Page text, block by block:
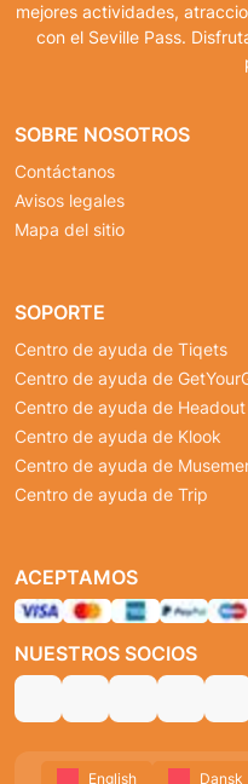
mejores actividades,
con el Seville Pass.
SOBRE NOSOTROS
Contáctanos
Avisos legales
Mapa del sitio
SOPORTE
Centro de ayuda de Tiqets
Centro de ayuda de
Centro de ayuda de Headout
Centro de ayuda de Klook
Centro de ayuda de
Centro de ayuda de Trip
ACEPTAMOS
NUESTROS SOCIOS
English Dansk